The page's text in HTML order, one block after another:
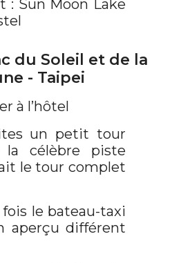
: Sun Moon Lake
du Soleil et de la
- Taipei
à l’hôtel
un petit tour
célèbre piste
le tour complet
le bateau-taxi
aperçu différent